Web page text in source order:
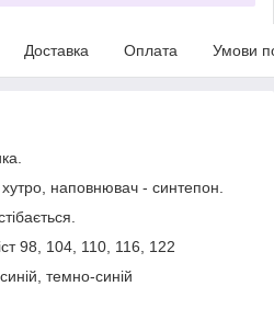
Доставка Оплата Умови
хутро, наповнювач - синтепон.
98, 104, 110, 116, 122
темно-синій